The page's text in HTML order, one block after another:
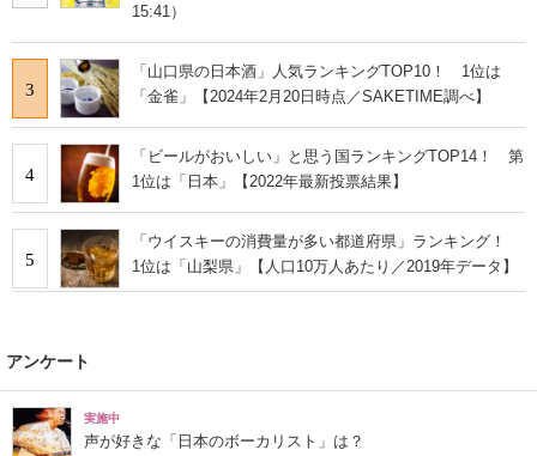
15:41）
3
「山口県の日本酒」人気ランキングTOP10！ 1位は
「金雀」【2024年2月20日時点／SAKETIME調べ】
4
「ビールがおいしい」と思う国ランキングTOP14！ 第
1位は「日本」【2022年最新投票結果】
5
「ウイスキーの消費量が多い都道府県」ランキング！
1位は「山梨県」【人口10万人あたり／2019年データ】
アンケート
実施中
声が好きな「日本のボーカリスト」は？